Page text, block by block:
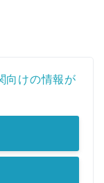
向けの情報が